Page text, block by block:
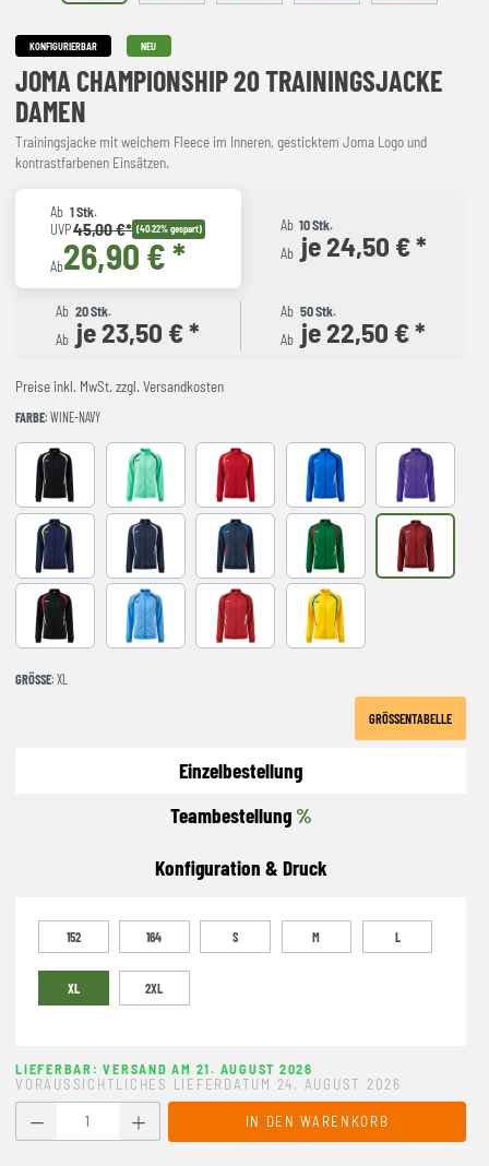
KONFIGURIERBAR NEU
JOMA CHAMPIONSHIP 20 TRAININGSJACKE
DAMEN
Trainingsjacke mit weichem Fleece im Inneren, gesticktem Joma Logo und
kontrastfarbenen Einsätzen.
Ab 1 Stk.
UVP45,00 €* (40.22% gespart)
Ab26,90 € *
Ab 10 Stk.
Ab je 24,50 € *
Ab 20 Stk.
Ab je 23,50 € *
Ab 50 Stk.
Ab je 22,50 € *
Preise inkl. MwSt. zzgl. Versandkosten
FARBE: WINE-NAVY
Black LIGHT GREEN RED-NAVY ROYAL-NAVY VIOLET
DARK NAVY AMARILLO FLUOR
NAVY-GREY NAVY-ROYAL VERDE-ROJO WINE-NAVY
BLACK-RED LIGHT BLUE RED-BLACK YELLOW-ROYAL
GRÖSSE : XL
GRÖSSENTABELLE
Einzelbestellung
Teambestellung %
Konfiguration & Druck
152 164 S M L
XL 2XL
LIEFERBAR: VERSAND AM 21. AUGUST 2026
VORAUSSICHTLICHES LIEFERDATUM 24. AUGUST 2026
Produkt Anzahl: Gib den gewünschten Wert ein oder
IN DEN WARENKORB